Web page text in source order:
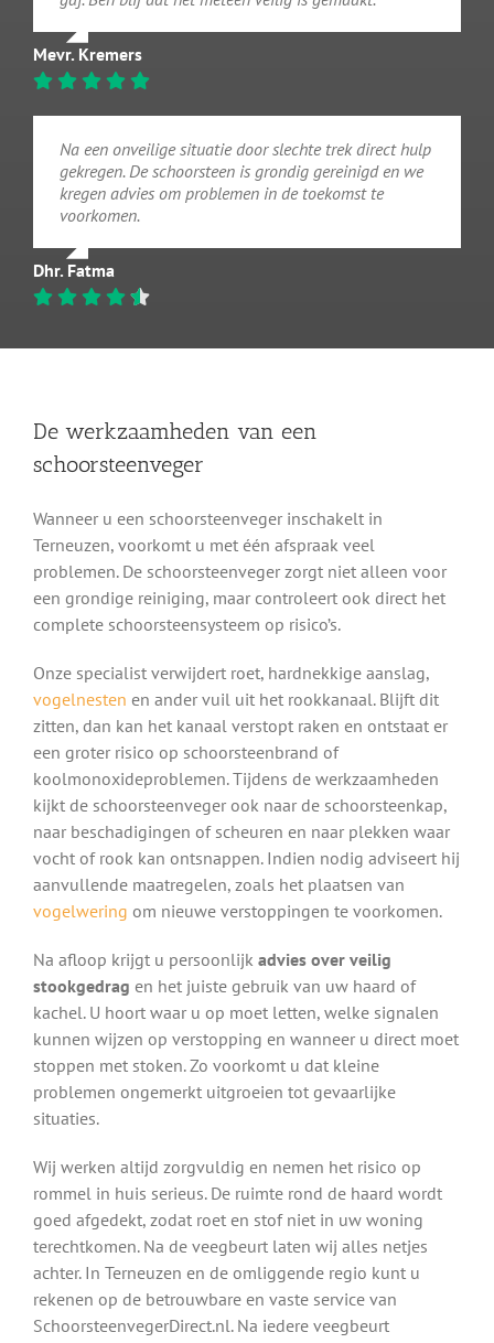
Mevr. Kremers
Na een onveilige situatie door slechte trek direct hulp
gekregen. De schoorsteen is grondig gereinigd en we
kregen advies om problemen in de toekomst te
voorkomen.
Dhr. Fatma
De werkzaamheden van een
schoorsteenveger
Wanneer u een schoorsteenveger inschakelt in
Terneuzen, voorkomt u met één afspraak veel
problemen. De schoorsteenveger zorgt niet alleen voor
een grondige reiniging, maar controleert ook direct het
complete schoorsteensysteem op risico’s.
Onze specialist verwijdert roet, hardnekkige aanslag,
vogelnesten en ander vuil uit het rookkanaal. Blijft dit
zitten, dan kan het kanaal verstopt raken en ontstaat er
een groter risico op schoorsteenbrand of
koolmonoxideproblemen. Tijdens de werkzaamheden
kijkt de schoorsteenveger ook naar de schoorsteenkap,
naar beschadigingen of scheuren en naar plekken waar
vocht of rook kan ontsnappen. Indien nodig adviseert hij
aanvullende maatregelen, zoals het plaatsen van
vogelwering om nieuwe verstoppingen te voorkomen.
Na afloop krijgt u persoonlijk advies over veilig
stookgedrag en het juiste gebruik van uw haard of
kachel. U hoort waar u op moet letten, welke signalen
kunnen wijzen op verstopping en wanneer u direct moet
stoppen met stoken. Zo voorkomt u dat kleine
problemen ongemerkt uitgroeien tot gevaarlijke
situaties.
Wij werken altijd zorgvuldig en nemen het risico op
rommel in huis serieus. De ruimte rond de haard wordt
goed afgedekt, zodat roet en stof niet in uw woning
terechtkomen. Na de veegbeurt laten wij alles netjes
achter. In Terneuzen en de omliggende regio kunt u
rekenen op de betrouwbare en vaste service van
SchoorsteenvegerDirect.nl. Na iedere veegbeurt